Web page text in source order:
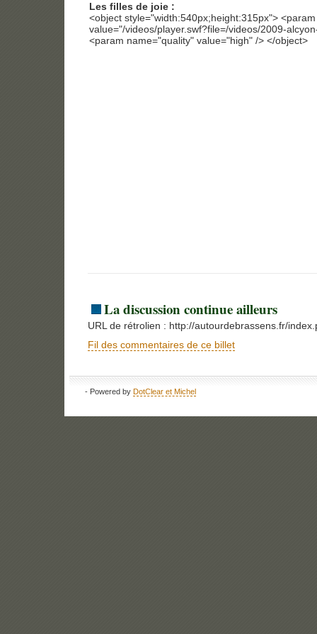
Les filles de joie :
<object style="width:540px;height:315px">
value="/videos/player.swf?file=/videos/2009-
<param name="quality" value="high" /> </object>
La discussion continue ailleurs
URL de rétrolien : http://autourdebrassens.fr/
Fil des commentaires de ce billet
- Powered by DotClear et Michel